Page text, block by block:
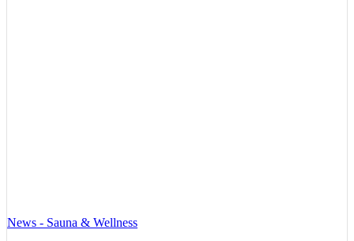
News - Sauna & Wellness